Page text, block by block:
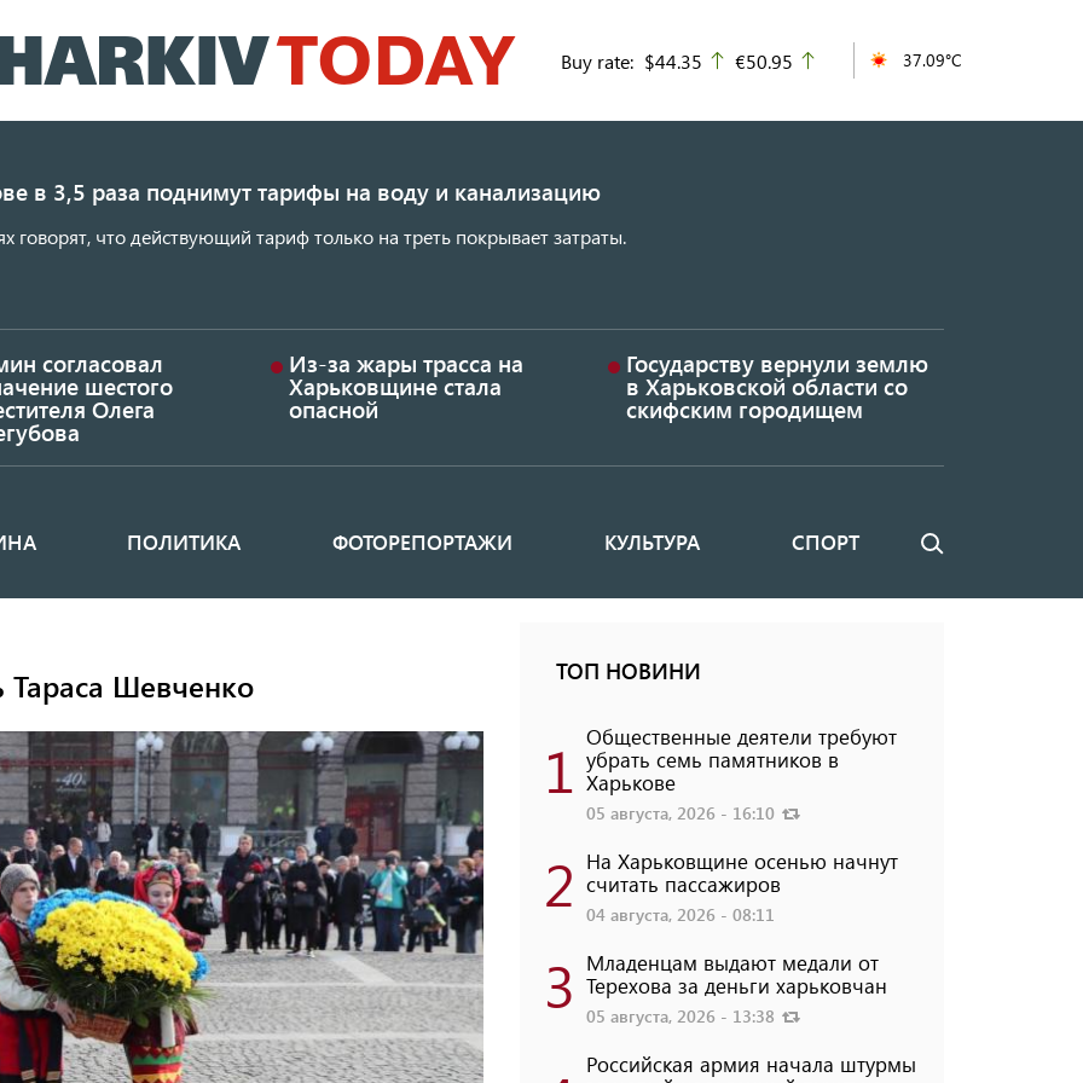
к
основному
Buy rate: $44.35 up
€50.95 37.09°C
в 3,5 раза поднимут тарифы на воду и канализацию
говорят, что действующий тариф только на треть покрывает затраты.
согласовал
шестого
Олега
Из-за жары трасса на
Харьковщине стала
опасной
Государству вернули землю
в Харьковской области со
скифским городищем
ПОЛИТИКА ФОТОРЕПОРТАЖИ КУЛЬТУРА СПОРТ Поиск
Тараса Шевченко ТОП НОВИНИ
1 Общественные деятели требуют
убрать семь памятников в
Харькове
05 августа, 2026 - 16:10
2 На Харьковщине осенью начнут
считать пассажиров
04 августа, 2026 - 08:11
3 Младенцам выдают медали от
Терехова за деньги харьковчан
05 августа, 2026 - 13:38
Российская армия начала штурмы